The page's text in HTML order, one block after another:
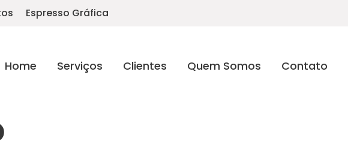
Espresso Gráfica
Home Serviços Clientes Quem Somos Contato